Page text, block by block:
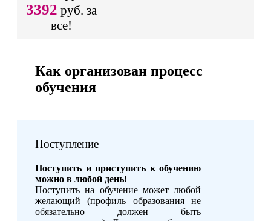
3392 руб. за
все!
Как организован процесс
обучения
Поступление
Поступить и приступить к обучению
можно в любой день!
Поступить на обучение может любой
желающий (профиль образования не
обязательно должен быть